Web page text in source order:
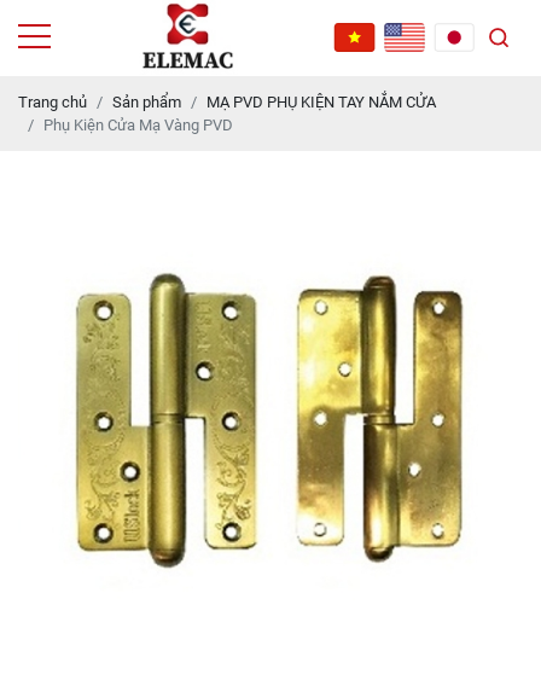
Trang chủ Sản phẩm
MẠ PVD PHỤ KIỆN TAY NẮM CỬA
Phụ Kiện Cửa Mạ Vàng PVD